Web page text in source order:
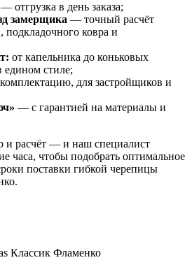
— отгрузка в день заказа;
замерщика — точный расчёт
подкладочного ковра и
от капельника до коньковых
едином стиле;
для застройщиков и
— с гарантией на материалы и
и расчёт — и наш специалист
часа, чтобы подобрать оптимальное
поставки гибкой черепицы
Классик Фламенко